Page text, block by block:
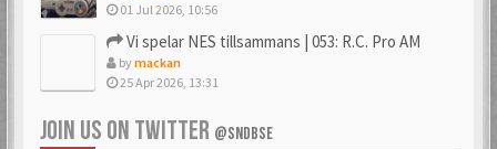
01 Jul 2026, 10:56
Vi spelar NES tillsammans | 053: R.C. Pro AM
bymackan
25 Apr 2026, 13:31
JOIN US ON TWITTER @SNDBSE